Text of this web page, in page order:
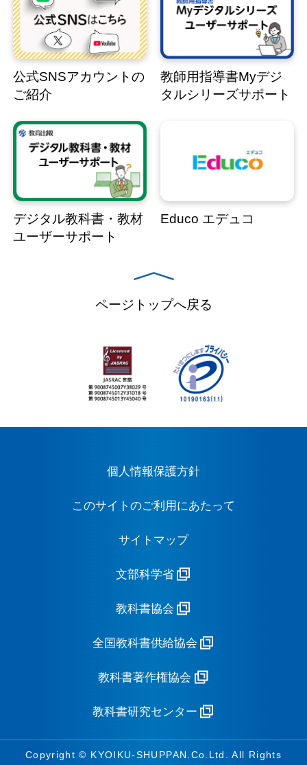
公式SNSアカウントの
ご紹介
教師用指導書Myデジ
タルシリーズサポート
デジタル教科書・教材
ユーザーサポート
Educo エデュコ
ページトップへ戻る
個人情報保護方針
このサイトのご利用にあたって
サイトマップ
文部科学省
教科書協会
全国教科書供給協会
教科書著作権協会
教科書研究センター
Copyright © KYOIKU-SHUPPAN.Co.Ltd. All Rights